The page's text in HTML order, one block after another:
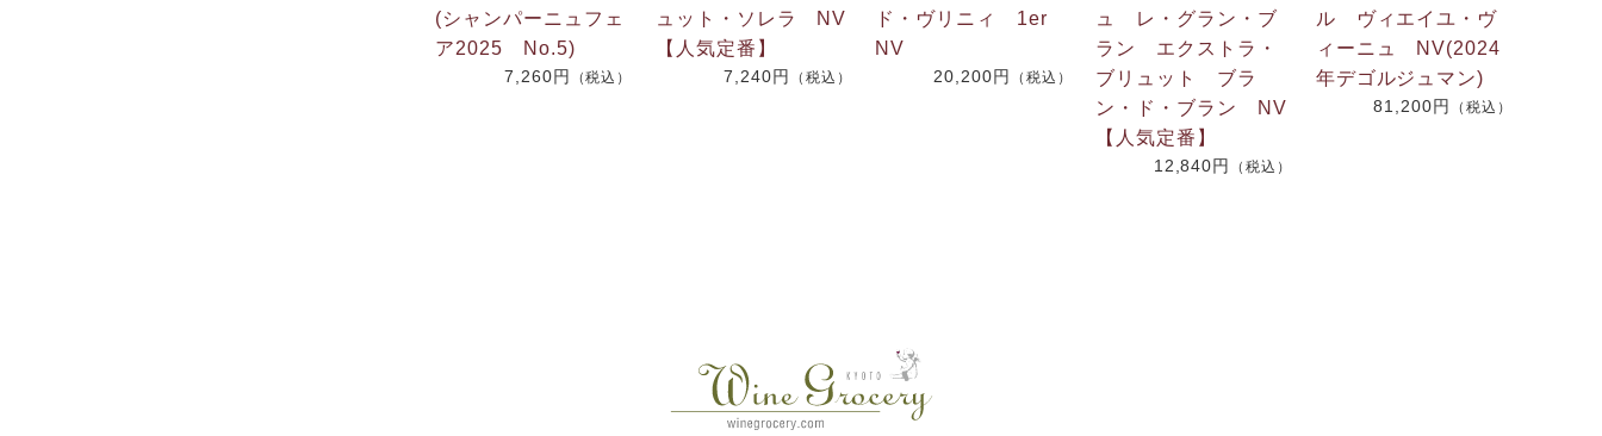
(シャンパーニュフェ
ア2025 No.5)
7,260円 （税込）
ュット・ソレラ NV
【人気定番】
7,240円 （税込）
ド・ヴリニィ 1er
NV
20,200円 （税込）
ュ レ・グラン・ブ
ラン エクストラ・
ブリュット ブラ
ン・ド・ブラン NV
【人気定番】
12,840円 （税込）
ル ヴィエイユ・ヴ
ィーニュ NV(2024
年デゴルジュマン)
81,200円 （税込）